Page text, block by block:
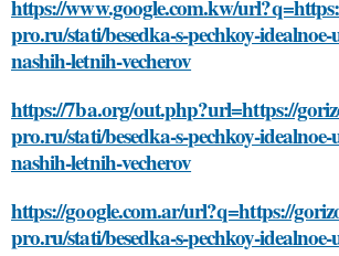
https://www.google.com.kw/
pro.ru/stati/besedka-s-pechkoy-
nashih-letnih-vecherov
https://7ba.org/out.php?url=https://
pro.ru/stati/besedka-s-pechkoy-
nashih-letnih-vecherov
https://google.com.ar/url?q=https://
pro.ru/stati/besedka-s-pechkoy-